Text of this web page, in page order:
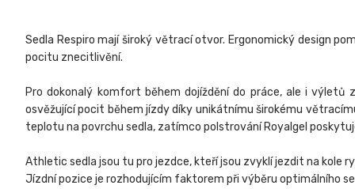
Sedla Respiro mají široký větrací otvor. Ergonomický design
pocitu znecitlivění.
Pro dokonalý komfort během dojíždění do práce, ale i výletů
osvěžující pocit během jízdy díky unikátnímu širokému
teplotu na povrchu sedla, zatímco polstrování Royalgel
Athletic sedla jsou tu pro jezdce, kteří jsou zvyklí jezdit na kole
Jízdní pozice je rozhodujícím faktorem při výběru optimálního